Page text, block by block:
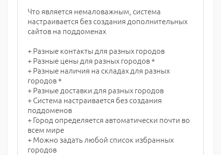
Что является немаловажным, система
настраивается без создания дополнительных
сайтов на поддоменах
+ Разные контакты для разных городов
+ Разные цены для разных городов *
+ Разные наличия на складах для разных
городов *
+ Разные доставки для разных городов
+ Система настраивается без создания
поддоменов
+ Город определяется автоматически почти во
всем мире
+ Можно задать любой список избранных
городов